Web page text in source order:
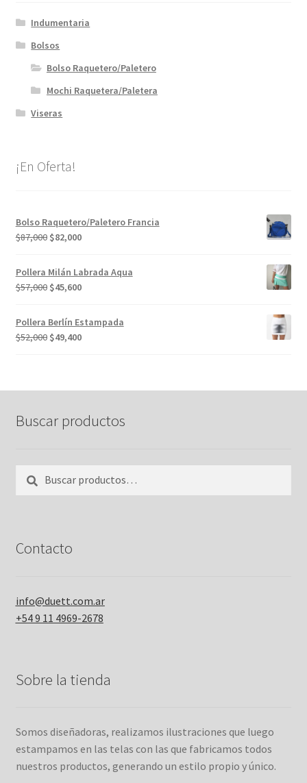
Indumentaria
Bolsos
Bolso Raquetero/Paletero
Mochi Raquetera/Paletera
Viseras
¡En Oferta!
Bolso Raquetero/Paletero Francia
$87,000 El
original
era:
$87,000.
$82,000El
actual
es:
Pollera Milán Labrada Aqua
$57,000 El
original
era:
$57,000.
$45,600El
actual
es:
Pollera Berlín Estampada
$52,000 El
$49,400El
Buscar productos
Buscar
Buscar
Contacto
info@duett.com.ar
+54 9 11 4969-2678
Sobre la tienda
Somos diseñadoras, realizamos ilustraciones que luego
estampamos en las telas con las que fabricamos todos
nuestros productos, generando un estilo propio y único.